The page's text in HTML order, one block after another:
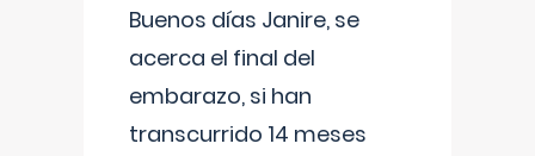
Buenos días Janire, se
acerca el final del
embarazo, si han
transcurrido 14 meses